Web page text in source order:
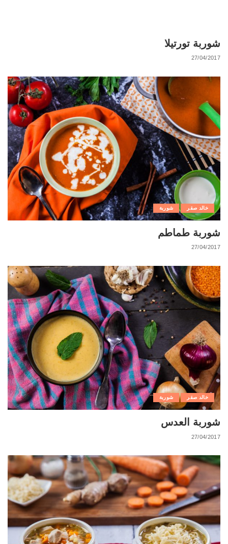
شوربة تورتيلا
27/04/2017
خالد صقر شوربة
شوربة طماطم
27/04/2017
خالد صقر شوربة
شوربة العدس
27/04/2017